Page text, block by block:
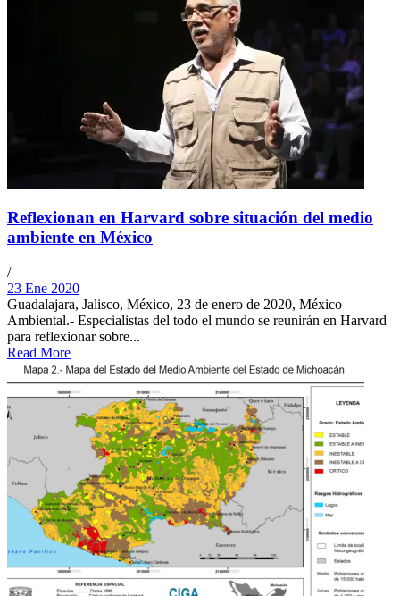
Reflexionan en Harvard sobre situación del medio
ambiente en México
/
23 Ene 2020
Guadalajara, Jalisco, México, 23 de enero de 2020, México
Ambiental.- Especialistas del todo el mundo se reunirán en Harvard
para reflexionar sobre...
Read More